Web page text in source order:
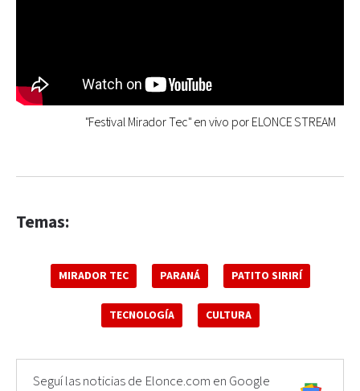
"Festival Mirador Tec" en vivo por ELONCE STREAM
Temas:
MIRADOR TEC PARANÁ PATITO SIRIRÍ
TECNOLOGÍA CULTURA
Seguí las noticias de Elonce.com en Google